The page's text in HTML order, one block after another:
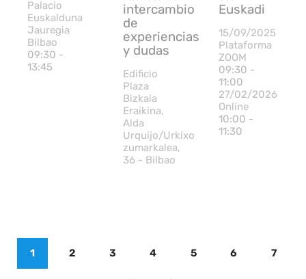
Palacio
Euskalduna
Jauregia
Bilbao
09:30 -
13:45
intercambio
de
experiencias
y dudas
Edificio
Plaza
Bizkaia
Eraikina,
Alda
Urquijo/Urkixo
zumarkalea,
36 - Bilbao
Euskadi
15/09/2025
Plataforma
ZOOM
09:30 -
11:00
27/02/2026
Online
10:00 -
11:30